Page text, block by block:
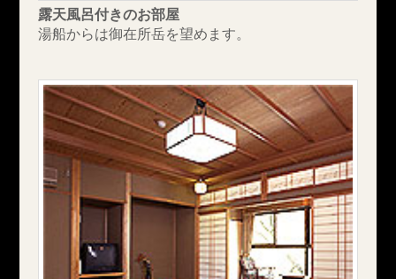
露天風呂付きのお部屋
湯船からは御在所岳を望めます。